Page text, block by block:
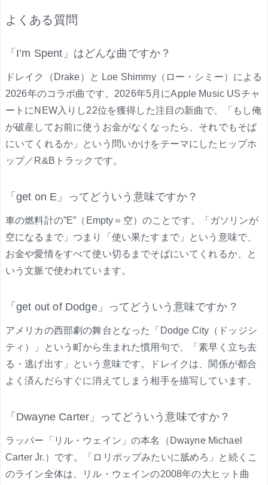
よくある質問
「I’m Spent」はどんな曲ですか？
ドレイク（Drake）と Loe Shimmy（ロー・シミー）による
2026年のコラボ曲です。2026年5月にApple Music USチャ
ートにNEW入りし22位を獲得した注目の新曲で、「もし俺
が破産してお前に使うお金がなくなったら、それでもそば
にいてくれるか」という問いかけをテーマにしたヒップホ
ップ／R&Bトラックです。
「get on E」ってどういう意味ですか？
車の燃料計の”E”（Empty＝空）のことです。「ガソリンが
空になるまで」つまり「使い果たすまで」という意味で、
お金や愛情をすべて使い切るまでそばにいてくれるか、と
いう文脈で使われています。
「get out of Dodge」ってどういう意味ですか？
アメリカの西部劇の舞台となった「Dodge City（ドッジシ
ティ）」という町から生まれた慣用句で、「素早く立ち去
る・逃げ出す」という意味です。ドレイクは、関係が都合
よく済んだらすぐに消えてしまう相手を描写しています。
「Dwayne Carter」ってどういう意味ですか？
ラッパー「リル・ウェイン」の本名（Dwayne Michael
Carter Jr.）です。「ロリポップみたいに舐めろ」と続くこ
のライン全体は、リル・ウェインの2008年の大ヒット曲